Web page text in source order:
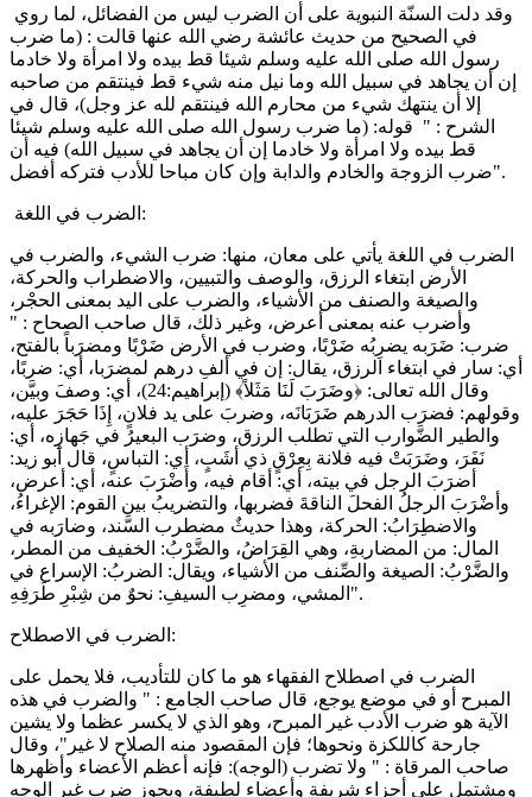
في الصحيح من حديث عائشة رضي الله عنها قالت : (ما ضرب
رسول الله صلى الله عليه وسلم شيئا قط بيده ولا امرأة ولا خادما
إن أن يجاهد في سبيل الله وما نيل منه شيء قط فينتقم من صاحبه
إلا أن ينتهك شيء من محارم الله فينتقم لله عز وجل)، قال في
الشرح : " قوله: (ما ضرب رسول الله صلى الله عليه وسلم شيئا
قط بيده ولا امرأة ولا خادما إن أن يجاهد في سبيل الله) فيه أن
ضرب الزوجة والخادم والدابة وإن كان مباحا للأدب فتركه أفضل".
الضرب في اللغة:
الضرب في اللغة يأتي على معان، منها: ضرب الشيء، والضرب في
الأرض ابتغاء الرزق، والوصف والتبيين، والاضطراب والحركة،
والصيغة والصنف من الأشياء، والضرب على اليد بمعنى الحجْر،
وأضرب عنه بمعنى أعرض، وغير ذلك، قال صاحب الصحاح : "
ضرب: ضَرَبه يضرِبُه ضَرْبًا، وضرب في الأرض ضَرْبًا ومضرَباً بالفتح،
أي: سار في ابتغاء الرزق، يقال: إن في ألفِ درهم لمضرَبا، أي: ضربًا،
وقال الله تعالى: ﴿وضَرَبَ لَنَا مَثَلاً﴾ (إبراهيم:24)، أي: وصفَ وبيَّن،
وقولهم: فضرَب الدرهم ضَرَبَانَه، وضربَ على يد فلانٍ، إِذَا حَجَرَ عليه،
والطير الضَّوارب التي تطلب الرزق، وضرَب البعيرُ في جَهازِه، أي:
نَفَرَ، وضَرَبَتْ فيه فلانة بِعِرْقٍ ذي أشَبٍ، أي: التباسٍ، قال أبو زيد:
أضرَبَ الرجل في بيته، أي: أقام فيه، وأَضْرَبَ عنه، أي: أعرض،
وأضْرَبَ الرجلُ الفحلَ الناقةَ فضربها، والتضريبُ بين القوم: الإغراءُ،
والاضطِرَابُ: الحركة، وهذا حديثٌ مضطرب السَّند، وضارَبه في
المال: من المضاربةِ، وهي القِرَاضُ، والضَّرْبُ: الخفيف من المطر،
والضَّرْبُ: الصيغة والصِّنف من الأشياء، ويقال: الضربُ: الإسراع في
المشي، ومضرِب السيفِ: نحوٌ من شِبْرِ طَرَفِهِ".
الضرب في الاصطلاح:
الضرب في اصطلاح الفقهاء هو ما كان للتأديب، فلا يحمل على
المبرح أو في موضع يوجع، قال صاحب الجامع : " والضرب في هذه
الآية هو ضرب الأدب غير المبرح، وهو الذي لا يكسر عظما ولا يشين
جارحة كاللكزة ونحوها؛ فإن المقصود منه الصلاح لا غير"، وقال
صاحب المرقاة : " ولا تضرب (الوجه): فإنه أعظم الأعضاء وأظهرها
ومشتمل على أجزاء شريفة وأعضاء لطيفة، ويجوز ضرب غير الوجه